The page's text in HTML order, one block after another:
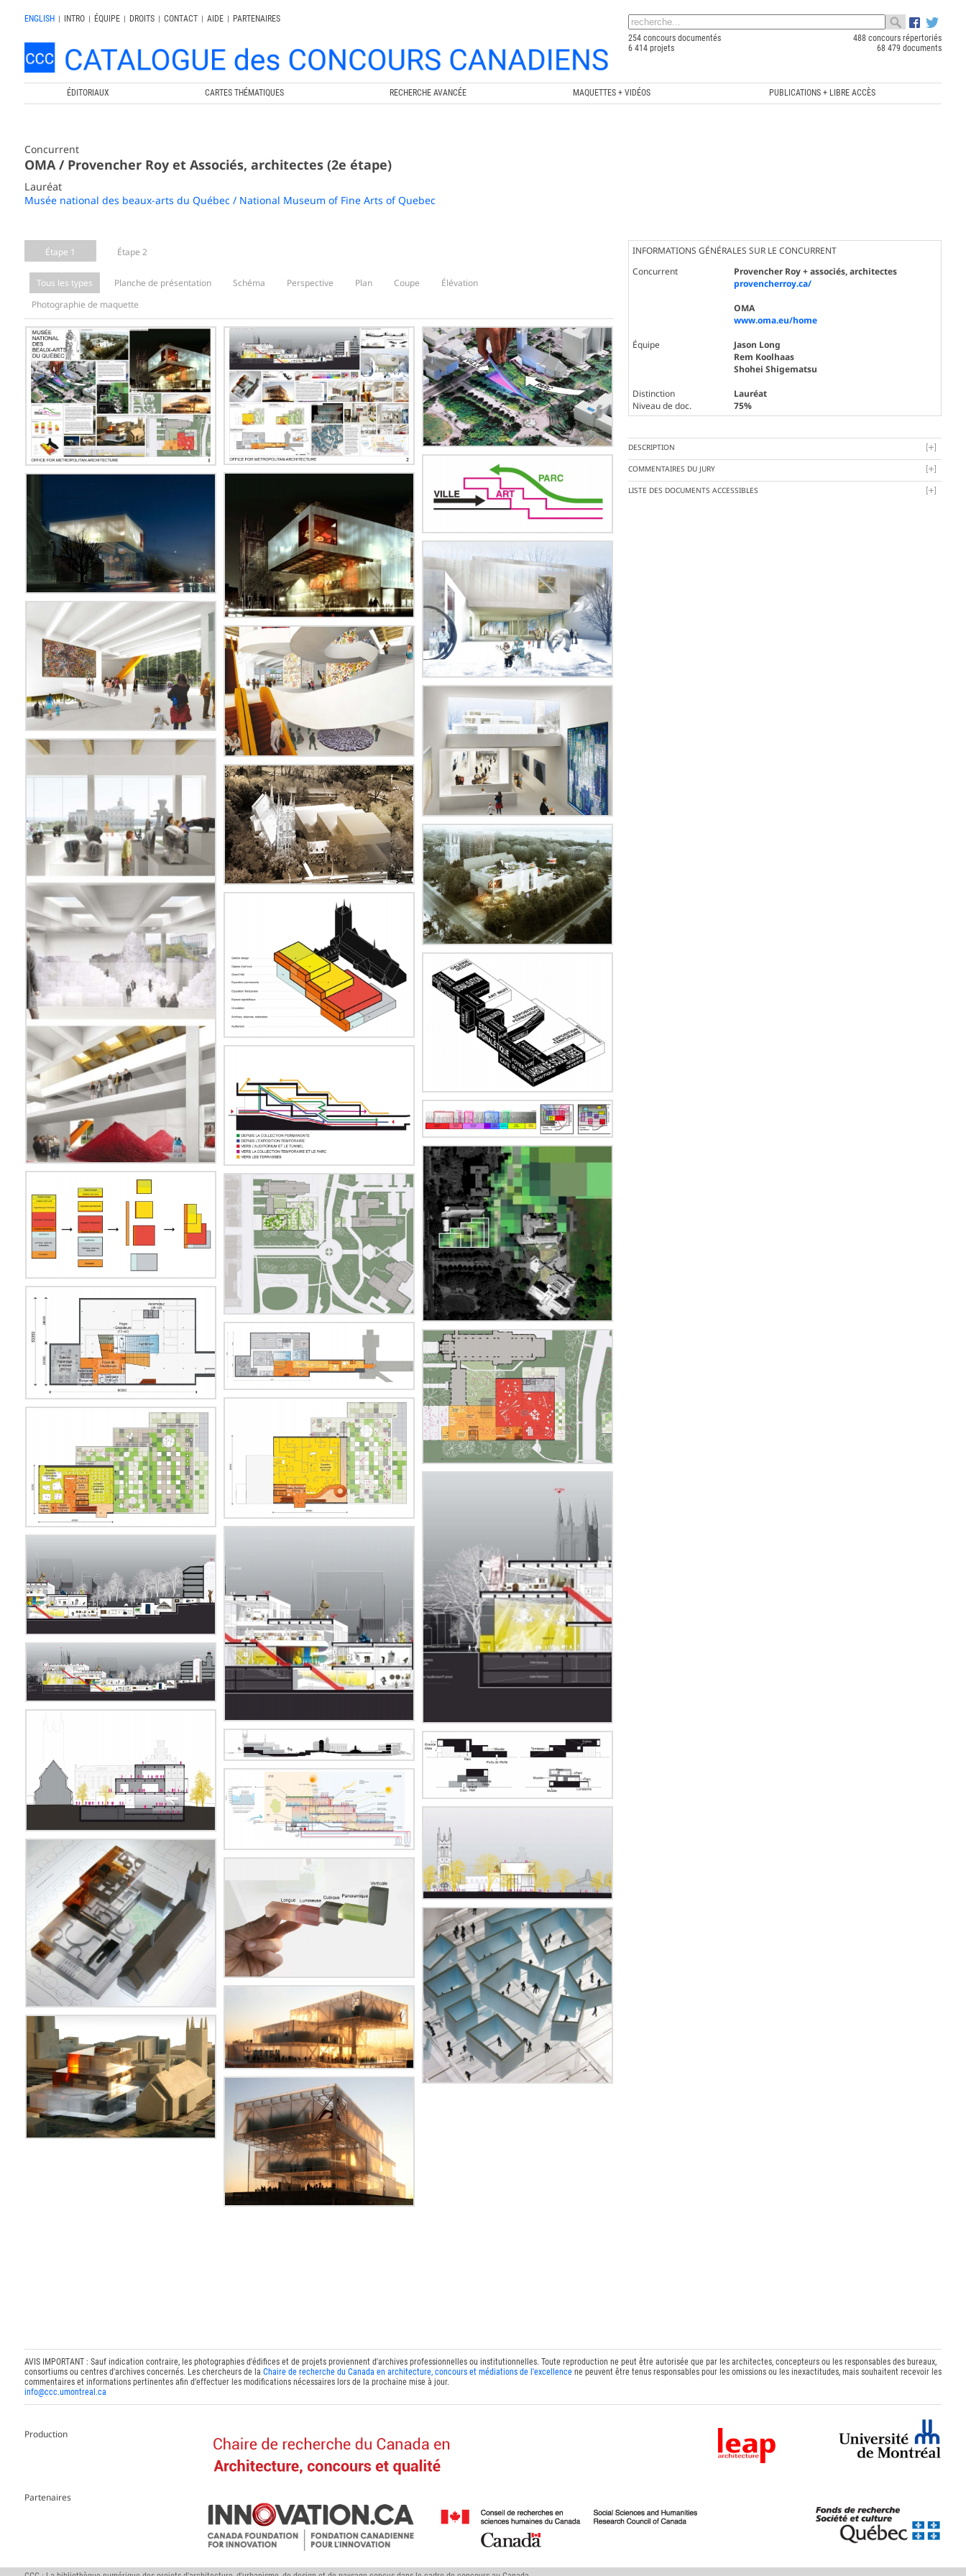
ENGLISH | INTRO | ÉQUIPE | DROITS | CONTACT | AIDE |
PARTENAIRES
254 concours documentés
488 concours répertoriés
6 414 projets
68 479 documents
ÉDITORIAUX CARTES THÉMATIQUES RECHERCHE AVANCÉE MAQUETTES + VIDÉOS PUBLICATIONS + LIBRE ACCÈS
Concurrent
OMA / Provencher Roy et Associés, architectes (2e étape)
Lauréat
Musée national des beaux-arts du Québec / National Museum of Fine Arts of Quebec
Étape 1 Étape 2
Tous les types Planche de présentation Schéma Perspective Plan Coupe
Élévation
Photographie de maquette
INFORMATIONS GÉNÉRALES SUR LE CONCURRENT
Concurrent
Provencher Roy + associés, architectes
provencherroy.ca/
OMA
www.oma.eu/home
Équipe
Jason Long
Rem Koolhaas
Shohei Shigematsu
Distinction
Lauréat
Niveau de doc.
75%
DESCRIPTION
COMMENTAIRES DU JURY
LISTE DES DOCUMENTS ACCESSIBLES
AVIS IMPORTANT : Sauf indication contraire, les photographies d'édifices et de projets proviennent d'archives professionnelles ou institutionnelles. Toute reproduction ne peut être autorisée que par les architectes, concepteurs ou les responsables des bureaux,
consortiums ou centres d'archives concernés. Les chercheurs de la Chaire de recherche du Canada en architecture, concours et médiations de l'excellencene peuvent être tenus responsables pour les omissions ou les inexactitudes, mais souhaitent recevoir les
commentaires et informations pertinentes afin d'effectuer les modifications nécessaires lors de la prochaine mise à jour.
info@ccc.umontreal.ca
Production
Partenaires